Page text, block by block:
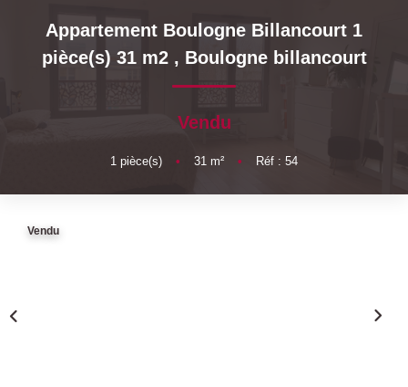
VENDRE
Estimer
FAIRE GÉRER
Appartement Boulogne Billancourt 1
pièce(s) 31 m2 , Boulogne billancourt
Vendu
1 pièce(s) • 31 m² • Réf : 54
Vendu